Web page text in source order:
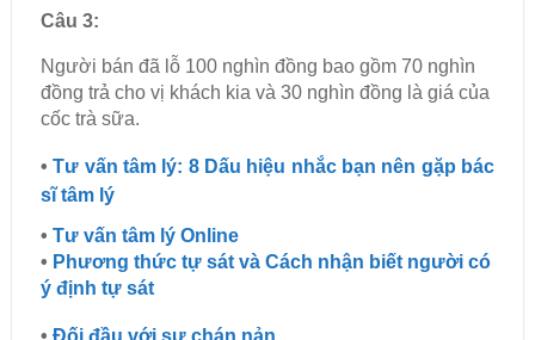
Câu 3:
Người bán đã lỗ 100 nghìn đồng bao gồm 70 nghìn
đồng trả cho vị khách kia và 30 nghìn đồng là giá của
cốc trà sữa.
•Tư vấn tâm lý: 8 Dấu hiệu nhắc bạn nên gặp bác
sĩ tâm lý
• Tư vấn tâm lý Online
• Phương thức tự sát và Cách nhận biết người có
ý định tự sát
• Đối đầu với sự chán nản